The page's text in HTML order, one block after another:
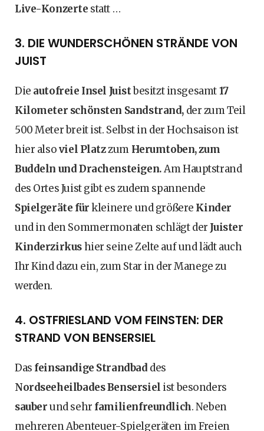
Live-Konzerte statt …
3. DIE WUNDERSCHÖNEN STRÄNDE VON
JUIST
Die autofreie Insel Juistbesitzt insgesamt17
Kilometer schönsten Sandstrand,der zum Teil
500 Meter breit ist. Selbst in der Hochsaison ist
hier alsoviel Platzzum Herumtoben, zum
Buddeln und Drachensteigen.Am Hauptstrand
des Ortes Juist gibt es zudem spannende
Spielgeräte fürkleinere und größere Kinder
und in den Sommermonaten schlägt der Juister
Kinderzirkushier seine Zelte auf und lädt auch
Ihr Kind dazu ein, zum Star in der Manege zu
werden.
4. OSTFRIESLAND VOM FEINSTEN: DER
STRAND VON BENSERSIEL
Das feinsandige Strandbad des
Nordseeheilbades Bensersiel ist besonders
sauberund sehr familienfreundlich. Neben
mehreren Abenteuer-Spielgeräten im Freien